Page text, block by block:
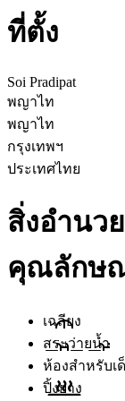
ที่ตั้ง
Soi Pradipat
พญาไท
พญาไท
กรุงเทพฯ
ประเทศไทย
สิ่งอำนว
คุณลักษ
เฉลียง
สระว่ายน้ำ
ห้องสำหรับเ
ปิ้งย่าง